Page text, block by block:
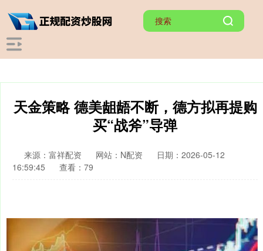
天金策略 德美龃龉不断，德方拟再提购
买“战斧”导弹
来源：富祥配资 网站：N配资
日期：2026-05-12
16:59:45
查看：79